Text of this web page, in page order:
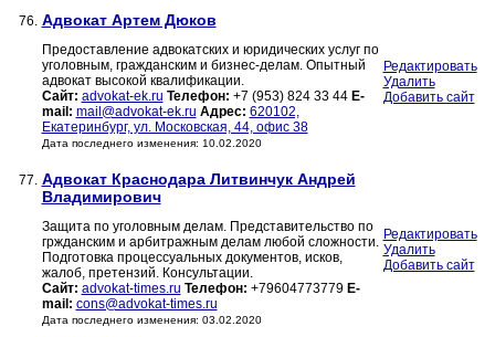
76. Адвокат Артем Дюков
Предоставление адвокатских и юридических услуг по
уголовным, гражданским и бизнес-делам. Опытный
адвокат высокой квалификации.
Сайт: advokat-ek.ru Телефон: +7 (953) 824 33 44 E-
mail: mail@advokat-ek.ru Адрес: 620102,
Екатеринбург, ул. Московская, 44, офис 38
Дата последнего изменения: 10.02.2020
Редактировать
Удалить
Добавить сайт
77. Адвокат Краснодара Литвинчук Андрей
Владимирович
Защита по уголовным делам. Представительство по
гржданским и арбитражным делам любой сложности.
Подготовка процессуальных документов, исков,
жалоб, претензий. Консультации.
Сайт: advokat-times.ru Телефон: +79604773779 E-
mail: cons@advokat-times.ru
Дата последнего изменения: 03.02.2020
Редактировать
Удалить
Добавить сайт